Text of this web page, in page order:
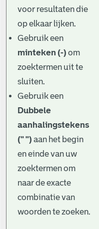
voor resultaten die
op elkaar lijken.
Gebruik een
minteken (-) om
zoektermen uit te
sluiten.
Gebruik een
Dubbele
aanhalingstekens
(" ") aan het begin
en einde van uw
zoektermen om
naar de exacte
combinatie van
woorden te zoeken.